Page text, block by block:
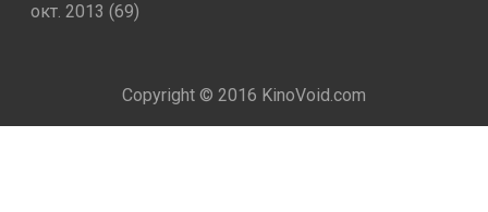
окт. 2013(69)
Copyright © 2016 KinoVoid.com